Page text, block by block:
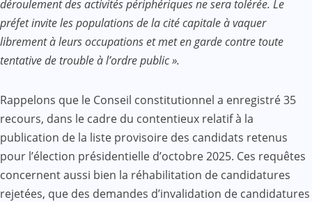
déroulement des activités périphériques ne sera tolérée. Le
préfet invite les populations de la cité capitale à vaquer
librement à leurs occupations et met en garde contre toute
tentative de trouble à l’ordre public ».
Rappelons que le Conseil constitutionnel a enregistré 35
recours, dans le cadre du contentieux relatif à la
publication de la liste provisoire des candidats retenus
pour l’élection présidentielle d’octobre 2025. Ces requêtes
concernent aussi bien la réhabilitation de candidatures
rejetées, que des demandes d’invalidation de candidatures